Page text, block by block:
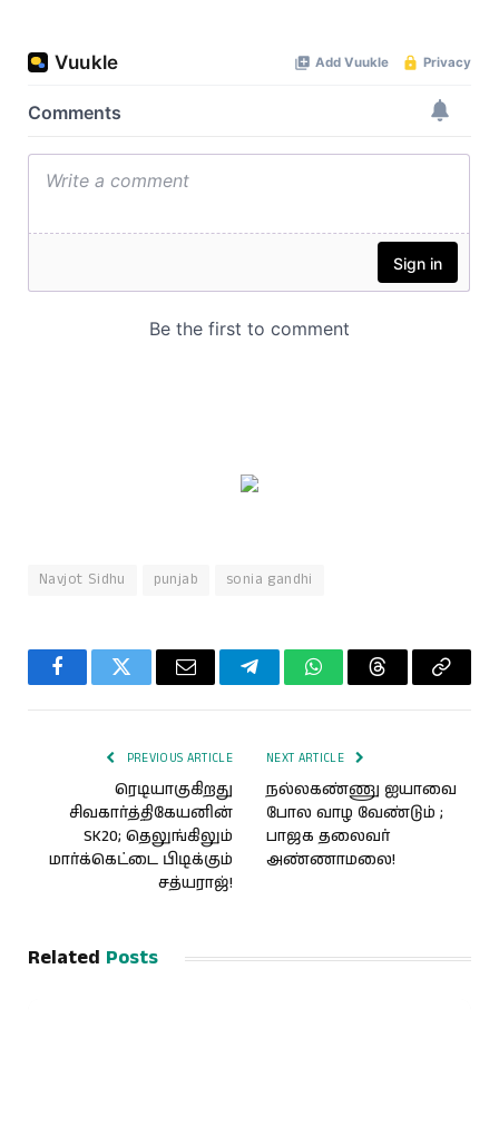
Navjot Sidhu punjab sonia gandhi
FacebookTwitter Email TelegramWhatsAppThreadsCopy
PREVIOUS ARTICLE
ரெடியாகுகிறது
சிவகார்த்திகேயனின்
SK20; தெலுங்கிலும்
மார்க்கெட்டை பிடிக்கும்
சத்யராஜ்!
NEXT ARTICLE
நல்லகண்ணு ஐயாவை
போல வாழ வேண்டும் ;
பாஜக தலைவர்
அண்ணாமலை!
Related Posts